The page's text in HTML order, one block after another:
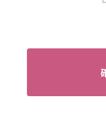
ール等による
わせ・お申込